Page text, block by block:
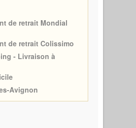
de retrait Mondial
de retrait Colissimo
- Livraison à
Avignon